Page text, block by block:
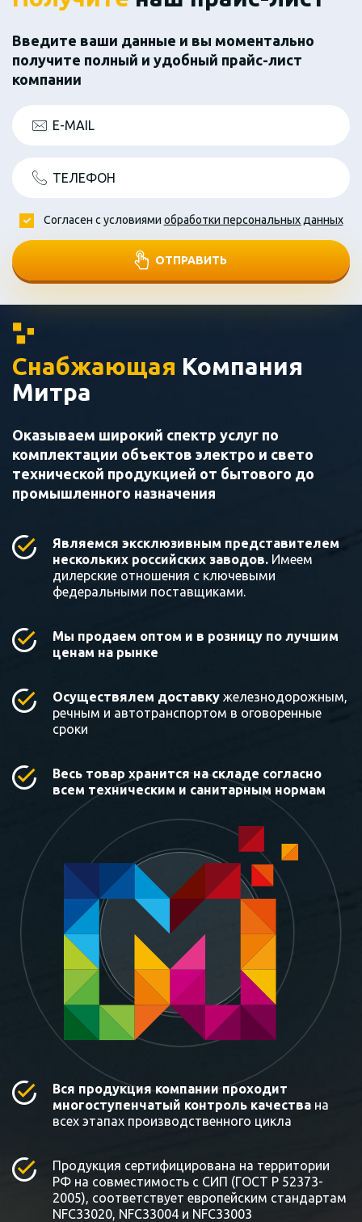
Введите ваши данные и вы моментально
получите полный и удобный прайс-лист
компании
E-MAIL
ТЕЛЕФОН
ОТПРАВИТЬ
Согласен с условиями обработки персональных данных
Снабжающая Компания
Митра
Оказываем широкий спектр услуг по
комплектации объектов электро и свето
технической продукцией от бытового до
промышленного назначения
Являемся эксклюзивным представителем
нескольких российских заводов. Имеем
дилерские отношения с ключевыми
федеральными поставщиками.
Мы продаем оптом и в розницу по лучшим
ценам на рынке
Осуществялем доставку железнодорожным,
речным и автотранспортом в оговоренные
сроки
Весь товар хранится на складе согласно
всем техническим и санитарным нормам
Вся продукция компании проходит
многоступенчатый контроль качества на
всех этапах производственного цикла
Продукция сертифицирована на территории
РФ на совместимость с СИП (ГОСТ Р 52373-
2005), соответствует европейским стандартам
NFC33020, NFC33004 и NFC33003